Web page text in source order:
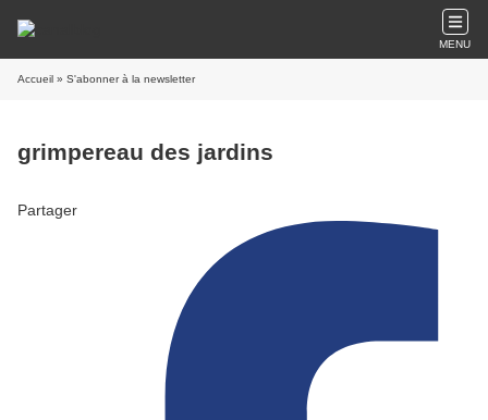
MENU
Accueil » S'abonner à la newsletter
grimpereau des jardins
Partager